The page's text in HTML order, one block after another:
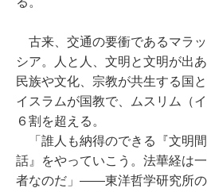
古来、交通の要衝であるマラ
シア。人と人、文明と文明が出
民族や文化、宗教が共生する国
イスラムが国教で、ムスリム（
６割を超える。
「誰人も納得のできる『文明
話』をやっていこう。法華経は
者なのだ」――東洋哲学研究所の